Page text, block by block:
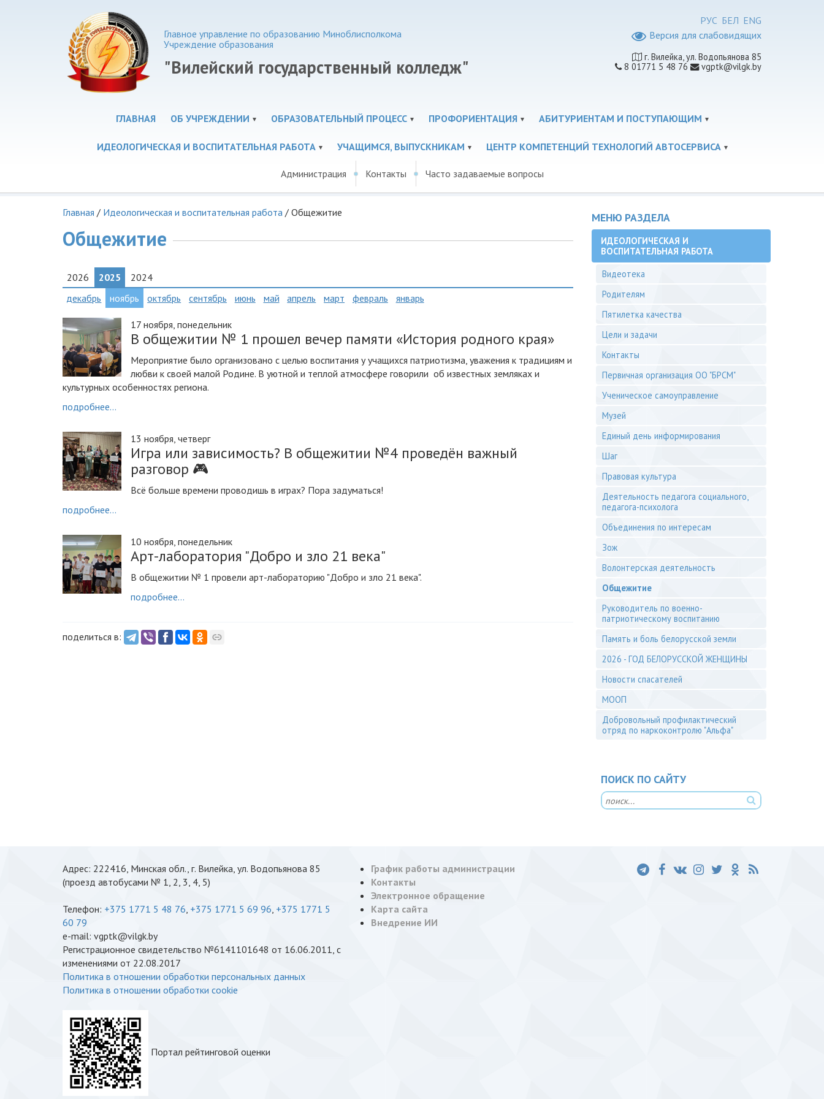
РУС БЕЛ ENG
Версия для слабовидящих
г. Вилейка, ул. Водопьянова 85
8 01771 5 48 76
vgptk@vilgk.by
Главное управление по образованию Миноблисполкома
Учреждение образования
"Вилейский государственный колледж"
ГЛАВНАЯ ОБ УЧРЕЖДЕНИИ ОБРАЗОВАТЕЛЬНЫЙ ПРОЦЕСС ПРОФОРИЕНТАЦИЯ АБИТУРИЕНТАМ И ПОСТУПАЮЩИМ
ИДЕОЛОГИЧЕСКАЯ И ВОСПИТАТЕЛЬНАЯ РАБОТА УЧАЩИМСЯ, ВЫПУСКНИКАМ ЦЕНТР КОМПЕТЕНЦИЙ ТЕХНОЛОГИЙ АВТОСЕРВИСА
Администрация Контакты Часто задаваемые вопросы
Главная / Идеологическая и воспитательная работа / Общежитие
Общежитие
2026 2025
2024
декабрь
ноябрь октябрь сентябрь июнь май апрель март февраль январь
17 ноября, понедельник
В общежитии № 1 прошел вечер памяти «История родного края»
Мероприятие было организовано с целью воспитания у учащихся патриотизма, уважения к традициям и
любви к своей малой Родине. В уютной и теплой атмосфере говорили об известных земляках и
культурных особенностях региона.
подробнее...
13 ноября, четверг
Игра или зависимость? В общежитии №4 проведён важный
разговор 🎮
Всё больше времени проводишь в играх? Пора задуматься!
подробнее...
10 ноября, понедельник
Арт-лаборатория "Добро и зло 21 века"
В общежитии № 1 провели арт-лабораторию "Добро и зло 21 века".
подробнее...
поделиться в:
МЕНЮ РАЗДЕЛА
ИДЕОЛОГИЧЕСКАЯ И
ВОСПИТАТЕЛЬНАЯ РАБОТА
Видеотека
Родителям
Пятилетка качества
Цели и задачи
Контакты
Первичная организация ОО "БРСМ"
Ученическое самоуправление
Музей
Единый день информирования
Шаг
Правовая культура
Деятельность педагога социального,
педагога-психолога
Объединения по интересам
Зож
Волонтерская деятельность
Общежитие
Руководитель по военно-
патриотическому воспитанию
Память и боль белорусской земли
2026 - ГОД БЕЛОРУССКОЙ ЖЕНЩИНЫ
Новости спасателей
МООП
Добровольный профилактический
отряд по наркоконтролю "Альфа"
ПОИСК ПО САЙТУ
Адрес: 222416, Минская обл., г. Вилейка, ул. Водопьянова 85
(проезд автобусами № 1, 2, 3, 4, 5)
Телефон: +375 1771 5 48 76, +375 1771 5 69 96, +375 1771 5
60 79
e-mail: vgptk@vilgk.by
Регистрационное свидетельство №6141101648 от 16.06.2011, с
изменениями от 22.08.2017
Политика в отношении обработки персональных данных
Политика в отношении обработки cookie
Портал рейтинговой оценки
График работы администрации
Контакты
Электронное обращение
Карта сайта
Внедрение ИИ